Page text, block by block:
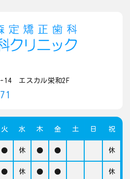
14 エスカル栄和2F
火 水 木 金 土 日 祝
● 休 ● ● 休
● 休 ● ● 休